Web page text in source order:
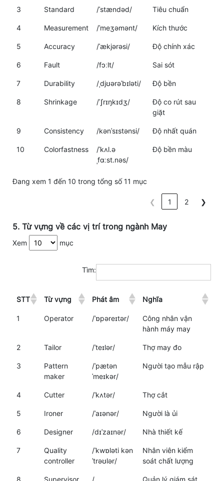
3 Standard /ˈstændəd/ Tiêu chuẩn
4 Measurement /ˈmeʒəmənt/ Kích thước
5 Accuracy /ˈækjərəsi/ Độ chính xác
6 Fault /fɔːlt/ Sai sót
7 Durability /ˌdjʊərəˈbɪləti/ Độ bền
8 Shrinkage /ˈʃrɪŋkɪdʒ/
Độ co rút sau
giặt
9 Consistency /kənˈsɪstənsi/ Độ nhất quán
10 Colorfastness
/ˈkʌl.ə
ˌfɑːst.nəs/
Độ bền màu
Đang xem 1 đến 10 trong tổng số 11 mục
❮ 1 2 ❯
5. Từ vựng về các vị trí trong ngành May
Xem mục
Tìm:
STT Từ vựng Phát âm Nghĩa
1 Operator /ˈɒpəreɪtər/
Công nhân vận
hành máy may
2 Tailor /ˈteɪlər/ Thợ may đo
3
Pattern
maker
/ˈpætən
ˈmeɪkər/
Người tạo mẫu rập
4 Cutter /ˈkʌtər/ Thợ cắt
5 Ironer /ˈaɪənər/ Người là ủi
6 Designer /dɪˈzaɪnər/ Nhà thiết kế
7
Quality
controller
/ˈkwɒləti kən
ˈtrəʊlər/
Nhân viên kiểm
soát chất lượng